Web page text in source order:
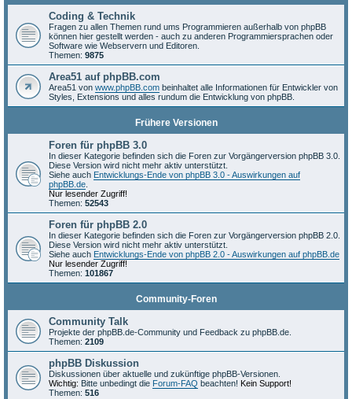
Coding & Technik
Fragen zu allen Themen rund ums Programmieren außerhalb von phpBB
können hier gestellt werden - auch zu anderen Programmiersprachen oder
Software wie Webservern und Editoren.
Themen: 9875
Area51 auf phpBB.com
Area51 von www.phpBB.com beinhaltet alle Informationen für Entwickler von
Styles, Extensions und alles rundum die Entwicklung von phpBB.
Frühere Versionen
Foren für phpBB 3.0
In dieser Kategorie befinden sich die Foren zur Vorgängerversion phpBB 3.0.
Diese Version wird nicht mehr aktiv unterstützt.
Siehe auch Entwicklungs-Ende von phpBB 3.0 - Auswirkungen auf
phpBB.de
Nur lesender Zugriff!
Themen: 52543
Foren für phpBB 2.0
In dieser Kategorie befinden sich die Foren zur Vorgängerversion phpBB 2.0.
Diese Version wird nicht mehr aktiv unterstützt.
Siehe auch Entwicklungs-Ende von phpBB 2.0 - Auswirkungen auf phpBB.de
Nur lesender Zugriff!
Themen: 101867
Community-Foren
Community Talk
Projekte der phpBB.de-Community und Feedback zu phpBB.de.
Themen: 2109
phpBB Diskussion
Diskussionen über aktuelle und zukünftige phpBB-Versionen.
Wichtig: Bitte unbedingt die Forum-FAQ beachten! Kein Support!
Themen: 516